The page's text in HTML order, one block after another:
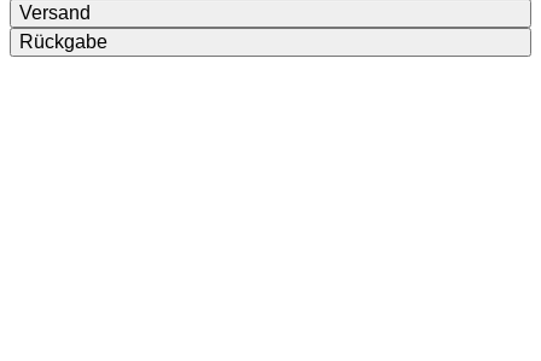
Versand
Rückgabe